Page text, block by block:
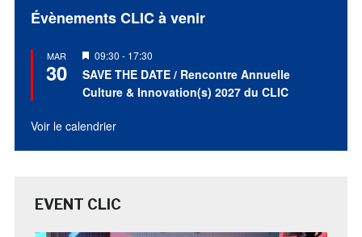
Évènements CLIC à venir
MAR
30
Mis
en
avant
09:30 - 17:30
SAVE THE DATE / Rencontre Annuelle
Culture & Innovation(s) 2027 du CLIC
Voir le calendrier
EVENT CLIC